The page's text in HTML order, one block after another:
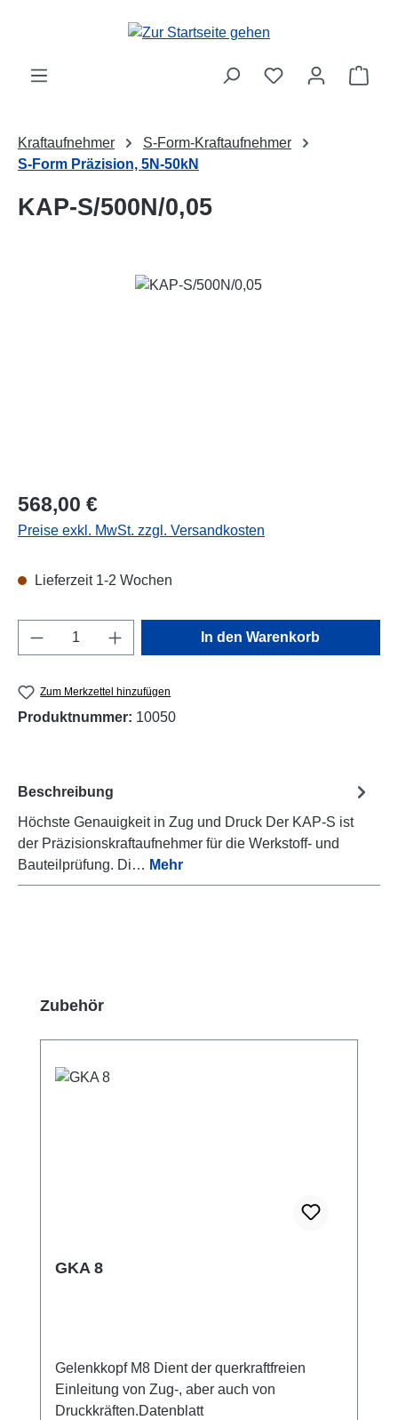
Zum Hauptinhalt springen
Kraftaufnehmer
S-Form-Kraftaufnehmer
S-Form Präzision, 5N-50kN
KAP-S/500N/0,05
Bildergalerie überspringen
Regulärer Preis:
568,00 €
Preise exkl. MwSt. zzgl. Versandkosten
Lieferzeit 1-2 Wochen
Produkt Anzahl: Gib den gewünschten
In den Warenkorb
Zum Merkzettel hinzufügen
Produktnummer: 10050
Beschreibung
Höchste Genauigkeit in Zug und Druck Der KAP-S ist
der Präzisionskraftaufnehmer für die Werkstoff- und
Bauteilprüfung. Di… Mehr
Produktgalerie überspringen
Zubehör
GKA 8
Gelenkkopf M8 Dient der querkraftfreien
Einleitung von Zug-, aber auch von
Druckkräften.Datenblatt